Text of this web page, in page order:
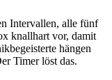
Intervallen, alle fünf
knallhart vor, damit
hängen
Timer löst das.